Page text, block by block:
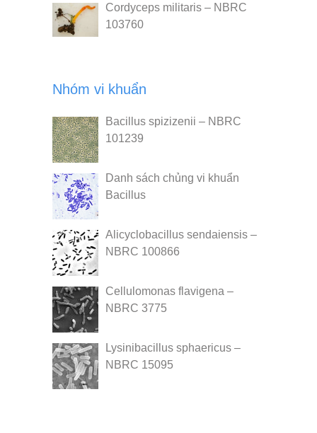
Cordyceps militaris – NBRC
103760
Nhóm vi khuẩn
Bacillus spizizenii – NBRC
101239
Danh sách chủng vi khuẩn
Bacillus
Alicyclobacillus sendaiensis –
NBRC 100866
Cellulomonas flavigena –
NBRC 3775
Lysinibacillus sphaericus –
NBRC 15095